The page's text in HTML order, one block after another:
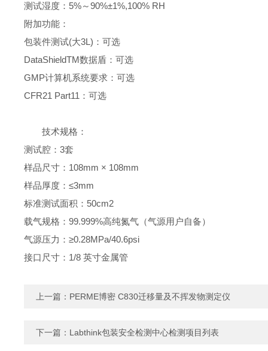
测试湿度：5%～90%±1%,100% RH
附加功能：
包装件测试(大3L)：可选
DataShieldTM数据盾：可选
GMP计算机系统要求：可选
CFR21 Part11：可选
技术规格：
测试腔：3套
样品尺寸：108mm × 108mm
样品厚度：≤3mm
标准测试面积：50cm2
载气规格：99.999%高纯氮气（气源用户自备）
气源压力：≥0.28MPa/40.6psi
接口尺寸：1/8 英寸金属管
上一篇： PERME博密 C830迁移量及不挥发物测定仪
下一篇： Labthink包装安全检测中心检测项目列表